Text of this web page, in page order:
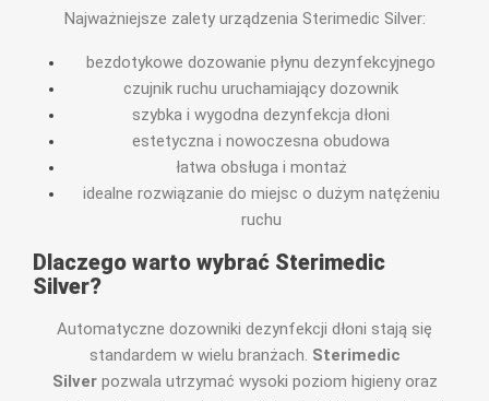
Najważniejsze zalety urządzenia Sterimedic Silver:
bezdotykowe dozowanie płynu dezynfekcyjnego
czujnik ruchu uruchamiający dozownik
szybka i wygodna dezynfekcja dłoni
estetyczna i nowoczesna obudowa
łatwa obsługa i montaż
idealne rozwiązanie do miejsc o dużym natężeniu
ruchu
Dlaczego warto wybrać Sterimedic
Silver?
Automatyczne dozowniki dezynfekcji dłoni stają się
standardem w wielu branżach. Sterimedic
Silverpozwala utrzymać wysoki poziom higieny oraz